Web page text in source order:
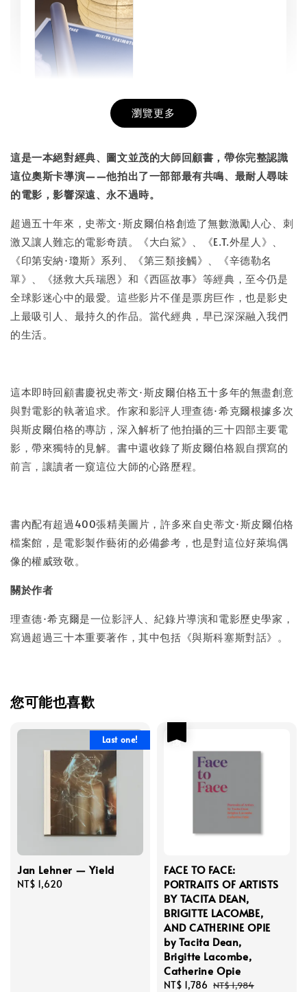
書本包膜服務
NT$ 50
NT$ 100
- +
瀏覽更多
這是一本絕對經典、圖文並茂的大師回顧書，帶你完整認識
這位奧斯卡導演——他拍出了一部部最有共鳴、最耐人尋味
的電影，影響深遠、永不過時。
超過五十年來，史蒂文·斯皮爾伯格創造了無數激勵人心、刺
激又讓人難忘的電影奇蹟。《大白鯊》、《E.T.外星人》、
《印第安納·瓊斯》系列、《第三類接觸》、《辛德勒名
單》、《拯救大兵瑞恩》和《西區故事》等經典，至今仍是
全球影迷心中的最愛。這些影片不僅是票房巨作，也是影史
上最吸引人、最持久的作品。當代經典，早已深深融入我們
的生活。
這本即時回顧書慶祝史蒂文·斯皮爾伯格五十多年的無盡創意
與對電影的執著追求。作家和影評人理查德·希克爾根據多次
與斯皮爾伯格的專訪，深入解析了他拍攝的三十四部主要電
影，帶來獨特的見解。書中還收錄了斯皮爾伯格親自撰寫的
前言，讓讀者一窺這位大師的心路歷程。
書內配有超過400張精美圖片，許多來自史蒂文·斯皮爾伯格
檔案館，是電影製作藝術的必備參考，也是對這位好萊塢偶
像的權威致敬。
關於作者
理查德·希克爾是一位影評人、紀錄片導演和電影歷史學家，
寫過超過三十本重要著作，其中包括《與斯科塞斯對話》。
您可能也喜歡
Last one!
Jan Lehner — Yield
Regular
NT$ 1,620
FACE TO FACE:
PORTRAITS OF ARTISTS
BY TACITA DEAN,
BRIGITTE LACOMBE,
AND CATHERINE OPIE
by Tacita Dean,
Brigitte Lacombe,
Catherine Opie
Sale
NT$ 1,786 Regular
NT$ 1,984